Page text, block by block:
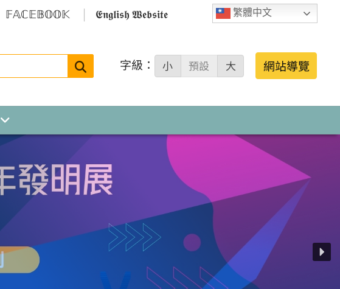
繁體中文
𝔽𝔸ℂ𝔼𝔹𝕆𝕆𝕂 𝕰𝖓𝖌𝖑𝖎𝖘𝖍 𝖂𝖊𝖇𝖘𝖎𝖙𝖊
搜
字級： 小 預設 大 網站導覽